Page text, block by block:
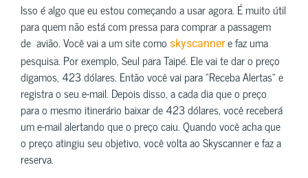
Isso é algo que eu estou começando a usar agora. É muito útil
para quem não está com pressa para comprar a passagem
de avião. Você vai a um site como skyscannere faz uma
pesquisa. Por exemplo, Seul para Taipé. Ele vai te dar o preço
digamos, 423 dólares. Então você vai para “Receba Alertas” e
registra o seu e-mail. Depois disso, a cada dia que o preço
para o mesmo itinerário baixar de 423 dólares, você receberá
um e-mail alertando que o preço caiu. Quando você acha que
o preço atingiu seu objetivo, você volta ao Skyscanner e faz a
reserva.